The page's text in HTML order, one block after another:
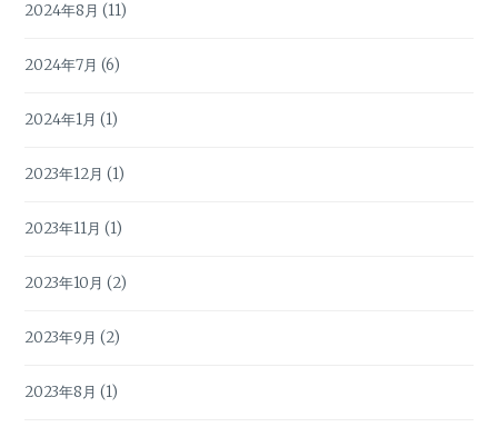
2024年8月 (11)
2024年7月 (6)
2024年1月 (1)
2023年12月 (1)
2023年11月 (1)
2023年10月 (2)
2023年9月 (2)
2023年8月 (1)